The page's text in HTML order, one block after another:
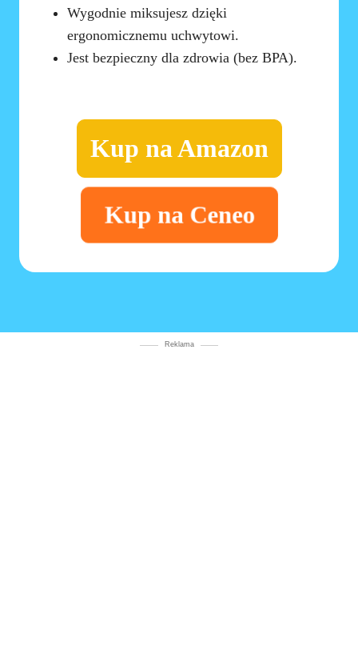
Wygodnie miksujesz dzięki
ergonomicznemu uchwytowi.
Jest bezpieczny dla zdrowia (bez BPA).
Kup na Amazon
Kup na Ceneo
Reklama